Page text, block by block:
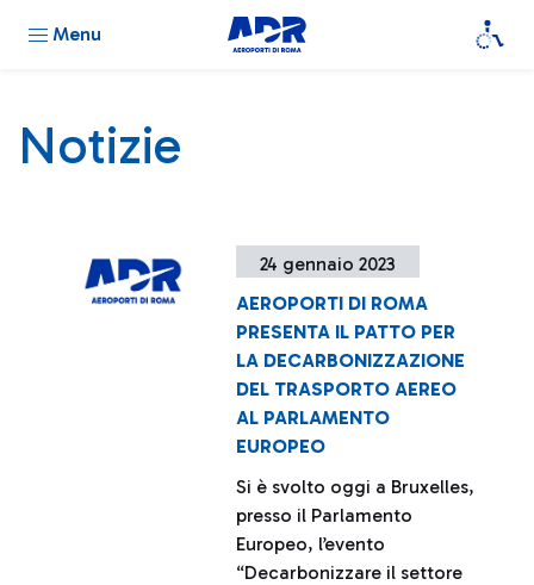
Menu
Notizie
24 gennaio 2023
AEROPORTI DI ROMA
PRESENTA IL PATTO PER
LA DECARBONIZZAZIONE
DEL TRASPORTO AEREO
AL PARLAMENTO
EUROPEO
Si è svolto oggi a Bruxelles,
presso il Parlamento
Europeo, l’evento
“Decarbonizzare il settore